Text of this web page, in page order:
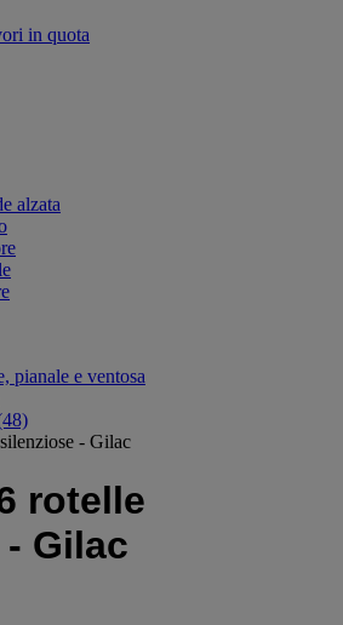
in quota
alzata
pianale e ventosa
- Gilac
rotelle
Gilac